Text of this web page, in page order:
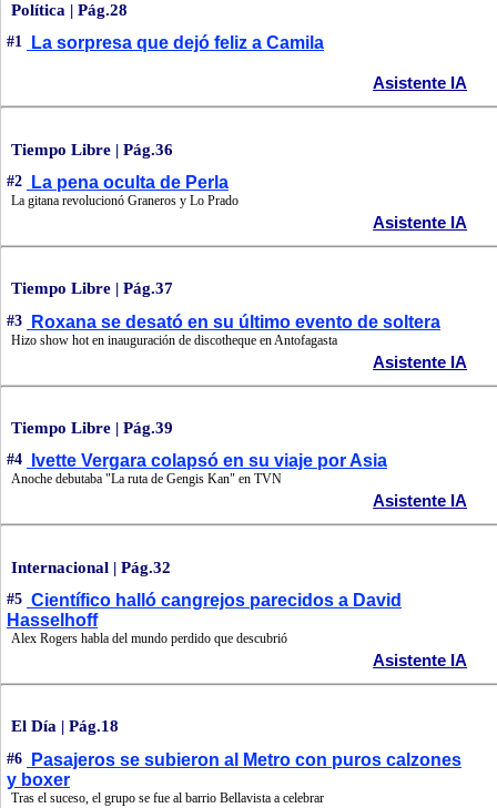
Política | Pág.28
#1 La sorpresa que dejó feliz a Camila
Asistente IA
Tiempo Libre | Pág.36
#2 La pena oculta de Perla
La gitana revolucionó Graneros y Lo Prado
Asistente IA
Tiempo Libre | Pág.37
#3 Roxana se desató en su último evento de soltera
Hizo show hot en inauguración de discotheque en Antofagasta
Asistente IA
Tiempo Libre | Pág.39
#4 Ivette Vergara colapsó en su viaje por Asia
Anoche debutaba "La ruta de Gengis Kan" en TVN
Asistente IA
Internacional | Pág.32
#5 Científico halló cangrejos parecidos a David
Hasselhoff
Alex Rogers habla del mundo perdido que descubrió
Asistente IA
El Día | Pág.18
#6
Pasajeros se subieron al Metro con puros calzones
y boxer
Tras el suceso, el grupo se fue al barrio Bellavista a celebrar